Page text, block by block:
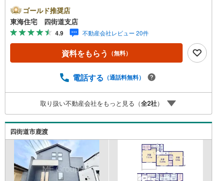
でのお問い合わせのほうがスムーズにご対応できます！お
気軽にご連絡ください！《東海住宅四街道支店の特徴》●地
域密着！どうぞ安心してお任せください！お客様の夢やご
希望をおきかせください。豊富な地元情報と経験豊かな専
門スタッフが、責任をもって全力でお客様の「住まい」探
しのお手伝いをいたします。■その他○専用駐車場有り。場
ース完備。オムツ台や替えのオムツもご用意ございます。
ゴールド推奨店
東海住宅 四街道支店
4.9 不動産会社レビュー 20件
資料をもらう （無料）
電話する （通話料無料）
取り扱い不動産会社をもっと見る（全2社）
四街道市鹿渡